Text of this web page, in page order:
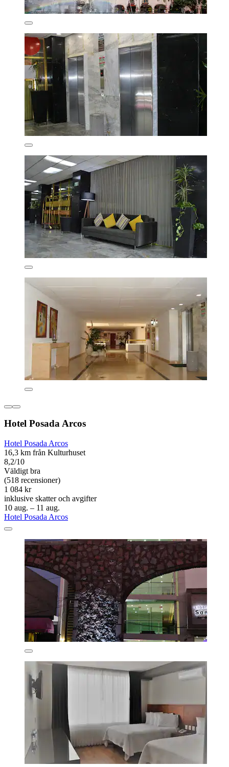
Hotel Posada Arcos
Hotel Posada Arcos
16,3 km från Kulturhuset
8,2/10
Väldigt bra
(518 recensioner)
1 084 kr
inklusive skatter och avgifter
10 aug. – 11 aug.
Hotel Posada Arcos